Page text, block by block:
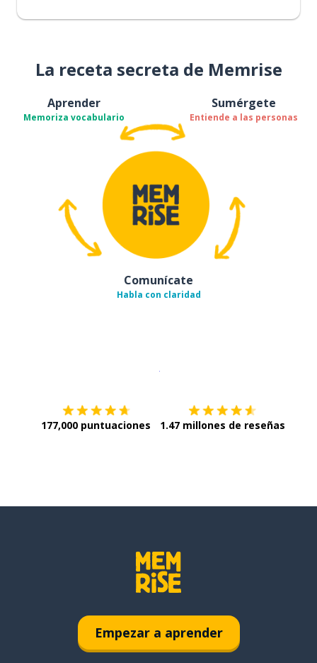
La receta secreta de Memrise
Aprender
Memoriza vocabulario
Sumérgete
Entiende a las personas
Comunícate
Habla con claridad
177,000 puntuaciones 1.47 millones de reseñas
Empezar a aprender